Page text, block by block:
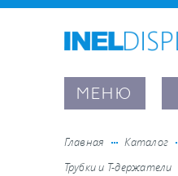
МЕНЮ
Главная Каталог
Трубки и Т-держатели